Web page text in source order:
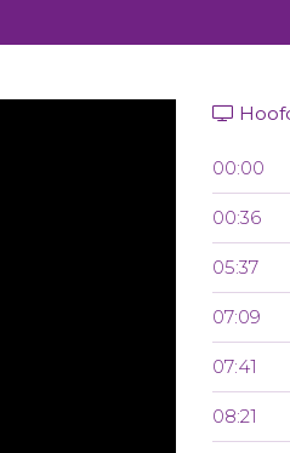
00:00
00:36
05:37
07:09
07:41
08:21